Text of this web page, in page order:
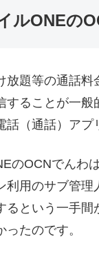
ルONEの
放題等の通話
することが一
話（通話）アプ
のOCNでんわ
利用のサブ管
るという一手
ったのです。